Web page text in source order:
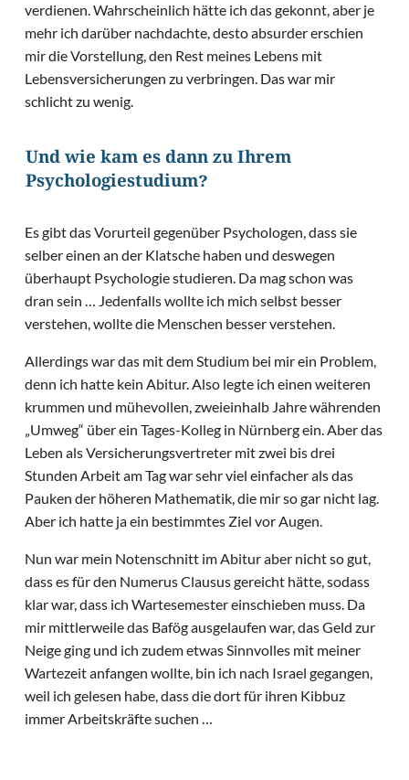
verdienen. Wahrscheinlich hätte ich das gekonnt, aber je
mehr ich darüber nachdachte, desto absurder erschien
mir die Vorstellung, den Rest meines Lebens mit
Lebensversicherungen zu verbringen. Das war mir
schlicht zu wenig.
Und wie kam es dann zu Ihrem
Psychologiestudium?
Es gibt das Vorurteil gegenüber Psychologen, dass sie
selber einen an der Klatsche haben und deswegen
überhaupt Psychologie studieren. Da mag schon was
dran sein … Jedenfalls wollte ich mich selbst besser
verstehen, wollte die Menschen besser verstehen.
Allerdings war das mit dem Studium bei mir ein Problem,
denn ich hatte kein Abitur. Also legte ich einen weiteren
krummen und mühevollen, zweieinhalb Jahre währenden
„Umweg“ über ein Tages-Kolleg in Nürnberg ein. Aber das
Leben als Versicherungsvertreter mit zwei bis drei
Stunden Arbeit am Tag war sehr viel einfacher als das
Pauken der höheren Mathematik, die mir so gar nicht lag.
Aber ich hatte ja ein bestimmtes Ziel vor Augen.
Nun war mein Notenschnitt im Abitur aber nicht so gut,
dass es für den Numerus Clausus gereicht hätte, sodass
klar war, dass ich Wartesemester einschieben muss. Da
mir mittlerweile das Bafög ausgelaufen war, das Geld zur
Neige ging und ich zudem etwas Sinnvolles mit meiner
Wartezeit anfangen wollte, bin ich nach Israel gegangen,
weil ich gelesen habe, dass die dort für ihren Kibbuz
immer Arbeitskräfte suchen …